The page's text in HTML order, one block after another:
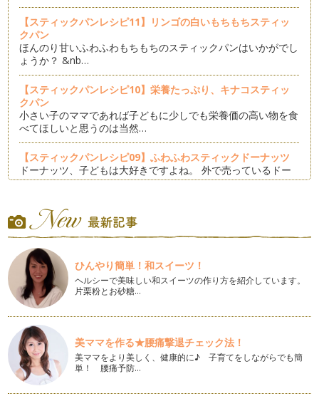
【スティックパンレシピ11】リンゴの白いもちもちスティッ
クパン
ほんのり甘いふわふわもちもちのスティックパンはいかがでし
ょうか？ &nb…
【スティックパンレシピ10】栄養たっぷり、キナコスティッ
クパン
小さい子のママであれば子どもに少しでも栄養価の高い物を食
べてほしいと思うのは当然…
【スティックパンレシピ09】ふわふわスティックドーナッツ
ドーナッツ、子どもは大好きですよね。 外で売っているドー
ナッツもおいしい…
【スティックパンレシピ08】クリスマス☆スティックパン
今年はスティックパンレシピを毎月お届けしています。 季節
のイベントにもスティックパ…
【スティックパンレシピ07】フライパンで簡単。もちもちス
ティック黒糖蒸しパン
冬になると肉まんや蒸しパンが食べたくなりませんか？ …
【スティックパンレシピ06】さつまいもベーグルスティック
もちもちおいしいベーグル。 円形のベーグルが定番ですが、
今回はベーグルを…
【スティックパンレシピ05】ハロウィン先取り！かぼちゃス
ティックパン
ひんやり簡単！和スイーツ！
ヘルシーで美味しい和スイーツの作り方を紹介しています。
片栗粉とお砂糖…
美ママを作る★腰痛撃退チェック法！
美ママをより美しく、健康的に♪ 子育てをしながらでも簡
単！ 腰痛予防…